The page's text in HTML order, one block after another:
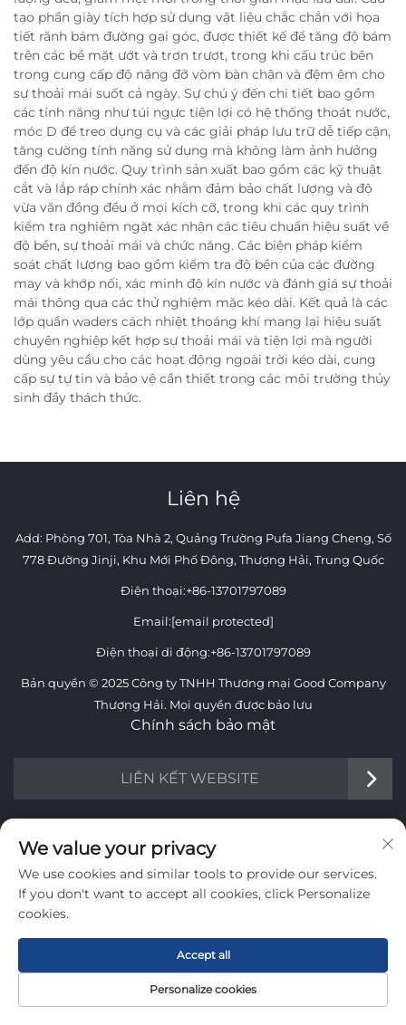
tạo phần giày tích hợp sử dụng vật liệu chắc chắn với họa
tiết rãnh bám đường gai góc, được thiết kế để tăng độ bám
trên các bề mặt ướt và trơn trượt, trong khi cấu trúc bên
trong cung cấp độ nâng đỡ vòm bàn chân và đệm êm cho
sự thoải mái suốt cả ngày. Sự chú ý đến chi tiết bao gồm
các tính năng như túi ngực tiện lợi có hệ thống thoát nước,
móc D để treo dụng cụ và các giải pháp lưu trữ dễ tiếp cận,
tăng cường tính năng sử dụng mà không làm ảnh hưởng
đến độ kín nước. Quy trình sản xuất bao gồm các kỹ thuật
cắt và lắp ráp chính xác nhằm đảm bảo chất lượng và độ
vừa vặn đồng đều ở mọi kích cỡ, trong khi các quy trình
kiểm tra nghiêm ngặt xác nhận các tiêu chuẩn hiệu suất về
độ bền, sự thoải mái và chức năng. Các biện pháp kiểm
soát chất lượng bao gồm kiểm tra độ bền của các đường
may và khớp nối, xác minh độ kín nước và đánh giá sự thoải
mái thông qua các thử nghiệm mặc kéo dài. Kết quả là các
lớp quần waders cách nhiệt thoáng khí mang lại hiệu suất
chuyên nghiệp kết hợp sự thoải mái và tiện lợi mà người
dùng yêu cầu cho các hoạt động ngoài trời kéo dài, cung
cấp sự tự tin và bảo vệ cần thiết trong các môi trường thủy
sinh đầy thách thức.
Liên hệ
Add: Phòng 701, Tòa Nhà 2, Quảng Trường Pufa Jiang Cheng, Số
778 Đường Jinji, Khu Mới Phố Đông, Thượng Hải, Trung Quốc
Điện thoại:+86-13701797089
Email:[email protected]
Điện thoại di động:+86-13701797089
Bản quyền © 2025 Công ty TNHH Thương mại Good Company
Thượng Hải. Mọi quyền được bảo lưu
Chính sách bảo mật
LIÊN KẾT WEBSITE
THÔNG TIN
Đăng ký nhận bản tin hàng tuần của chúng tôi
Gửi
We value your privacy
We use cookies and similar tools to provide our services.
If you don't want to accept all cookies, click Personalize
cookies.
Personalize cookies
Accept all